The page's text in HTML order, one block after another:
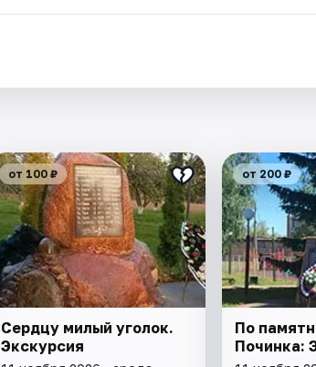
от 100 ₽
Сердцу милый уголок.
Экскурсия
от 200 ₽
По
Починка: